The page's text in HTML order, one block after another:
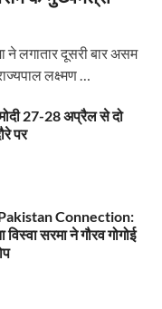
सरकार यात्रियों की सुरक्षा के
में महिला उद्यमिता को मिला
उत्तराखंड के गांधी को सीएम
Chairman Raju Vegesna:
योगी सरकार ने
में दो नमूने हैं, जब कोई चर्चा
ने लगातार दूसरी बार असम
लक्ष्मण …
27-28 अप्रैल से दो
पर
Connection:
सरमा ने गौरव गोगोई